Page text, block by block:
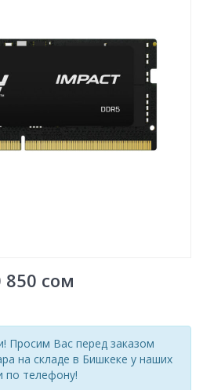
850 сом
Просим Вас перед заказом
на складе в Бишкеке у наших
по телефону!